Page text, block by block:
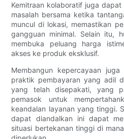
Kemitraan kolaboratif juga
masalah bersama ketika
muncul di lokasi, memastikan
gangguan minimal. Selain itu,
membuka peluang harga
akses ke produk eksklusif.
Membangun kepercayaan
praktik pembayaran yang adil
yang telah disepakati, yang
pemasok untuk
keandalan layanan yang tinggi.
dapat diandalkan ini dapat
situasi bertekanan tinggi di